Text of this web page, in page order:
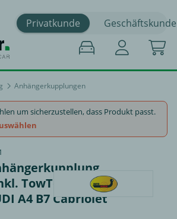
Privatkunde Geschäftskunde
Anhängerkupplungen
um sicherzustellen, dass Produkt passt.
TowTec E-Satz 13polig
A4 B7 Cabriolet